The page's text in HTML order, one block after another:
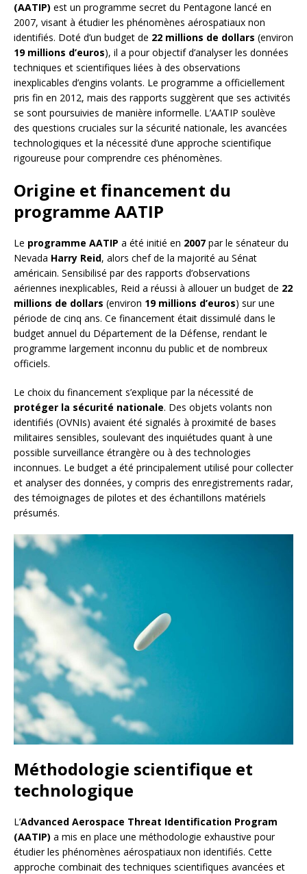
(AATIP) est un programme secret du Pentagone lancé en
2007, visant à étudier les phénomènes aérospatiaux non
identifiés. Doté d’un budget de 22 millions de dollars (environ
19 millions d’euros), il a pour objectif d’analyser les données
techniques et scientifiques liées à des observations
inexplicables d’engins volants. Le programme a officiellement
pris fin en 2012, mais des rapports suggèrent que ses activités
se sont poursuivies de manière informelle. L’AATIP soulève
des questions cruciales sur la sécurité nationale, les avancées
technologiques et la nécessité d’une approche scientifique
rigoureuse pour comprendre ces phénomènes.
Origine et financement du
programme AATIP
Le programme AATIP a été initié en 2007 par le sénateur du
Nevada Harry Reid, alors chef de la majorité au Sénat
américain. Sensibilisé par des rapports d’observations
aériennes inexplicables, Reid a réussi à allouer un budget de 22
millions de dollars (environ 19 millions d’euros) sur une
période de cinq ans. Ce financement était dissimulé dans le
budget annuel du Département de la Défense, rendant le
programme largement inconnu du public et de nombreux
officiels.
Le choix du financement s’explique par la nécessité de
protéger la sécurité nationale. Des objets volants non
identifiés (OVNIs) avaient été signalés à proximité de bases
militaires sensibles, soulevant des inquiétudes quant à une
possible surveillance étrangère ou à des technologies
inconnues. Le budget a été principalement utilisé pour collecter
et analyser des données, y compris des enregistrements radar,
des témoignages de pilotes et des échantillons matériels
présumés.
Méthodologie scientifique et
technologique
L’Advanced Aerospace Threat Identification Program
(AATIP) a mis en place une méthodologie exhaustive pour
étudier les phénomènes aérospatiaux non identifiés. Cette
approche combinait des techniques scientifiques avancées et